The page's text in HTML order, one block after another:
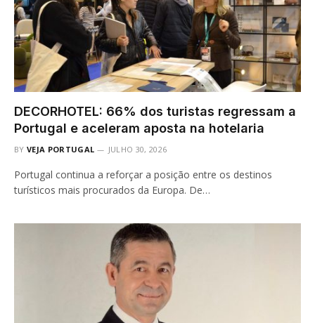
DECORHOTEL: 66% dos turistas regressam a
Portugal e aceleram aposta na hotelaria
BY VEJA PORTUGAL JULHO 30, 2026
Portugal continua a reforçar a posição entre os destinos
turísticos mais procurados da Europa. De…